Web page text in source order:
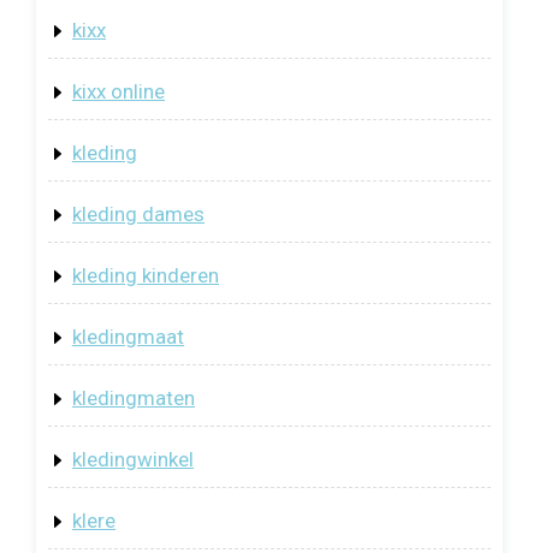
kixx
kixx online
kleding
kleding dames
kleding kinderen
kledingmaat
kledingmaten
kledingwinkel
klere